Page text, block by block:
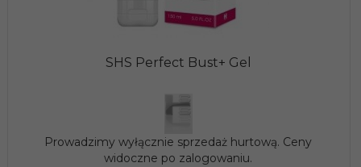
SHS Perfect Bust+ Gel
Prowadzimy wyłącznie sprzedaż hurtową. Ceny
widoczne po zalogowaniu.